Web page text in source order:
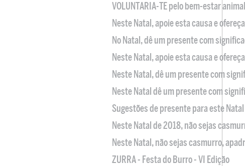
VOLUNTARIA-TE pelo bem-estar animal
Neste Natal, apoie esta causa e
No Natal, dê um presente com
Neste Natal, apoie esta causa e
Neste Natal, dê um presente com
Neste Natal dê um presente com
Sugestões de presente para este Natal
Neste Natal de 2018, não sejas
Neste Natal, não sejas casmurro,
ZURRA - Festa do Burro - VI Edição